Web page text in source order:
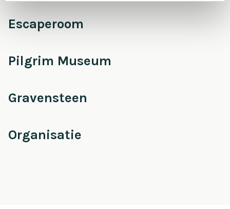
Escaperoom
Pilgrim Museum
Gravensteen
Organisatie